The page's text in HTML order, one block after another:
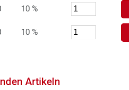
10 %
10 %
Artikeln